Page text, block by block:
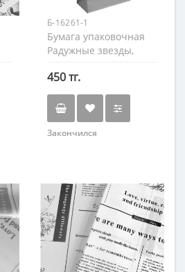
Б-16261-1
Бумага упаковочная
Радужные звезды,
450 тг.
Закончился